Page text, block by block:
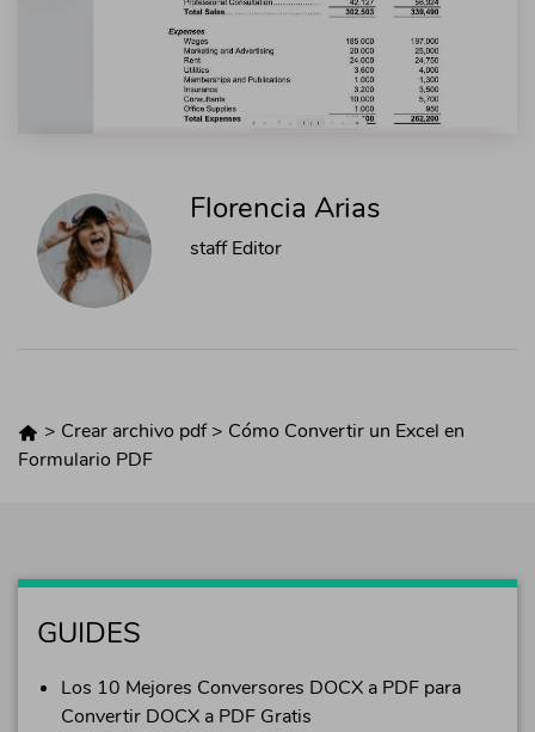
Florencia Arias
staff Editor
> Crear archivo pdf > Cómo Convertir un Excel en
Formulario PDF
GUIDES
Los 10 Mejores Conversores DOCX a PDF para
Convertir DOCX a PDF Gratis